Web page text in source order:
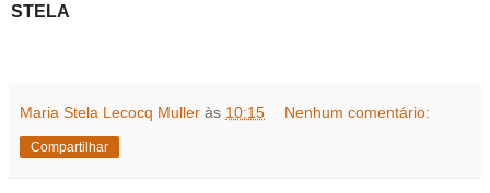
STELA
Maria Stela Lecocq Muller às 10:15 Nenhum comentário:
Compartilhar